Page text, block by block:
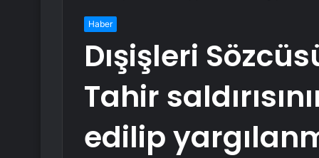
Haber
Dışişleri
Tahir
edilip